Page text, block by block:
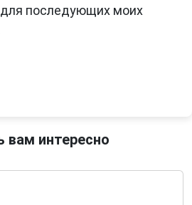
последующих моих
интересно